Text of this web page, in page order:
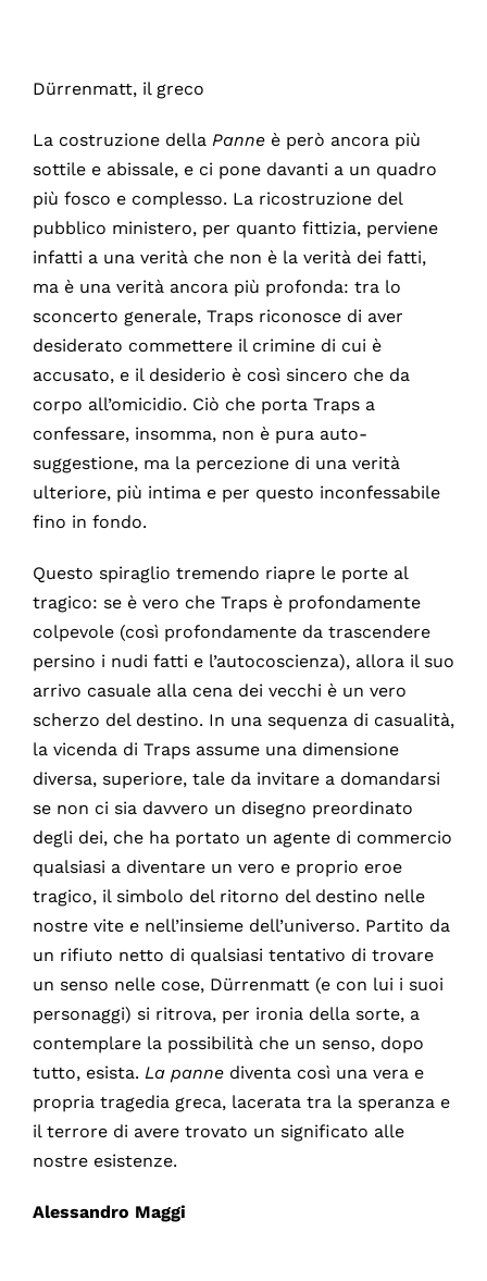
Dürrenmatt, il greco
La costruzione della Panneè però ancora più
sottile e abissale, e ci pone davanti a un quadro
più fosco e complesso. La ricostruzione del
pubblico ministero, per quanto fittizia, perviene
infatti a una verità che non è la verità dei fatti,
ma è una verità ancora più profonda: tra lo
sconcerto generale, Traps riconosce di aver
desiderato commettere il crimine di cui è
accusato, e il desiderio è così sincero che da
corpo all’omicidio. Ciò che porta Traps a
confessare, insomma, non è pura auto-
suggestione, ma la percezione di una verità
ulteriore, più intima e per questo inconfessabile
fino in fondo.
Questo spiraglio tremendo riapre le porte al
tragico: se è vero che Traps è profondamente
colpevole (così profondamente da trascendere
persino i nudi fatti e l’autocoscienza), allora il suo
arrivo casuale alla cena dei vecchi è un vero
scherzo del destino. In una sequenza di casualità,
la vicenda di Traps assume una dimensione
diversa, superiore, tale da invitare a domandarsi
se non ci sia davvero un disegno preordinato
degli dei, che ha portato un agente di commercio
qualsiasi a diventare un vero e proprio eroe
tragico, il simbolo del ritorno del destino nelle
nostre vite e nell’insieme dell’universo. Partito da
un rifiuto netto di qualsiasi tentativo di trovare
un senso nelle cose, Dürrenmatt (e con lui i suoi
personaggi) si ritrova, per ironia della sorte, a
contemplare la possibilità che un senso, dopo
tutto, esista. La pannediventa così una vera e
propria tragedia greca, lacerata tra la speranza e
il terrore di avere trovato un significato alle
nostre esistenze.
Alessandro Maggi